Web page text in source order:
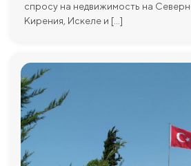
спросу на недвижимость на
Кирения, Искеле и [...]